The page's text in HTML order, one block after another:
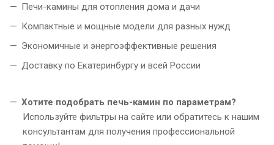
Печи-камины для отопления дома и дачи
Компактные и мощные модели для разных нужд
Экономичные и энергоэффективные решения
Доставку по Екатеринбургу и всей России
Хотите подобрать печь-камин по параметрам?
Используйте фильтры на сайте или обратитесь к нашим
консультантам для получения профессиональной